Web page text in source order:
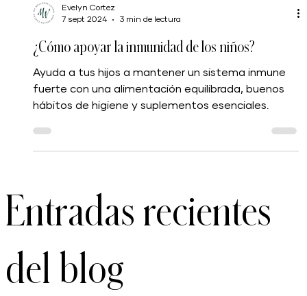
Entradas recientes
Evelyn Cortez
7 sept 2024
3 min de lectura
¿Cómo apoyar la inmunidad de los niños?
fuerte con una alimentación equilibrada, buenos
hábitos de higiene y suplementos esenciales.